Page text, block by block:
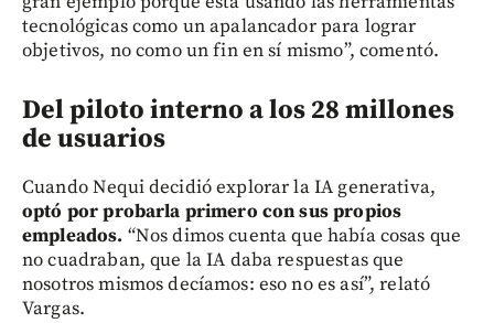
tecnológicas como un apalancador para lograr
objetivos, no como un fin en sí mismo”, comentó.
Del piloto interno a los 28 millones
de usuarios
Cuando Nequi decidió explorar la IA generativa,
optó por probarla primero con sus propios
empleados. “Nos dimos cuenta que había cosas que
no cuadraban, que la IA daba respuestas que
nosotros mismos decíamos: eso no es así”, relató
Vargas.